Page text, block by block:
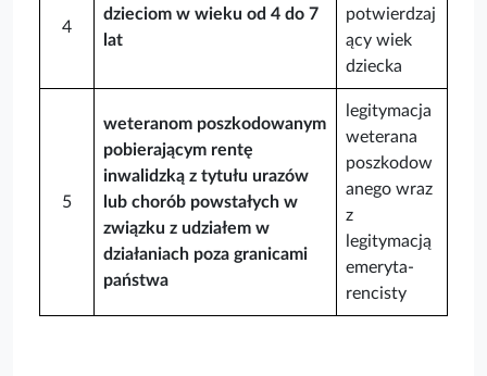
4
dzieciom w wieku od 4 do 7
lat
potwierdzaj
ący wiek
dziecka
5
weteranom poszkodowanym
pobierającym rentę
inwalidzką z tytułu urazów
lub chorób powstałych w
związku z udziałem w
działaniach poza granicami
państwa
legitymacja
weterana
poszkodow
anego wraz
z
legitymacją
emeryta-
rencisty